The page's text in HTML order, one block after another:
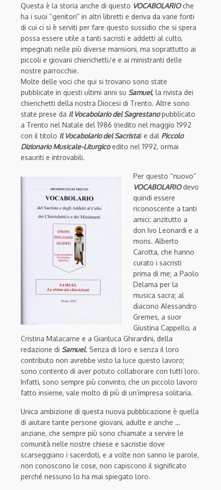
Questa è la storia anche di questo VOCABOLARIOche
ha i suoi “genitori” in altri libretti e deriva da varie fonti
di cui ci si è serviti per fare questo sussidio che si spera
possa essere utile a tanti sacristi e addetti al culto,
impegnati nelle più diverse mansioni, ma soprattutto ai
piccoli e giovani chierichetti/e e ai ministranti delle
nostre parrocchie.
Molte delle voci che qui si trovano sono state
pubblicate in questi ultimi anni su Samuel, la rivista dei
chierichetti della nostra Diocesi di Trento. Altre sono
state prese da Il Vocabolario del Sagrestanopubblicato
a Trento nel Natale del 1986 (riedito nel maggio 1992
con il titolo Il Vocabolario del Sacrista) e dal Piccolo
Dizionario Musicale-Liturgicoedito nel 1992, ormai
esauriti e introvabili.
Per questo “nuovo”
VOCABOLARIOdevo
quindi essere
riconoscente a tanti
amici: anzitutto a
don Ivo Leonardi e a
mons. Alberto
Carotta, che hanno
curato i sacristi
prima di me; a Paolo
Delama per la
musica sacra; al
diacono Alessandro
Gremes, a suor
Giustina Cappello, a
Cristina Malacarne e a Gianluca Ghirardini, della
redazione di Samuel. Senza di loro e senza il loro
contributo non avrebbe visto la luce questo lavoro;
sono contento di aver potuto collaborare con tutti loro.
Infatti, sono sempre più convinto, che un piccolo lavoro
fatto insieme, vale molto di più di un’impresa solitaria.
Unica ambizione di questa nuova pubblicazione è quella
di aiutare tante persone giovani, adulte e anche …
anziane, che sempre più sono chiamate a servire le
comunità nelle nostre chiese e sacristie dove
scarseggiano i sacerdoti, e a volte non sanno le parole,
non conoscono le cose, non capiscono il significato
perché nessuno lo ha mai spiegato loro.